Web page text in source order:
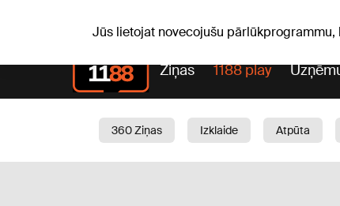
Jūs lietojat novecojušu
Ziņas 1188 play
360 Ziņas Izklaide Atpūta